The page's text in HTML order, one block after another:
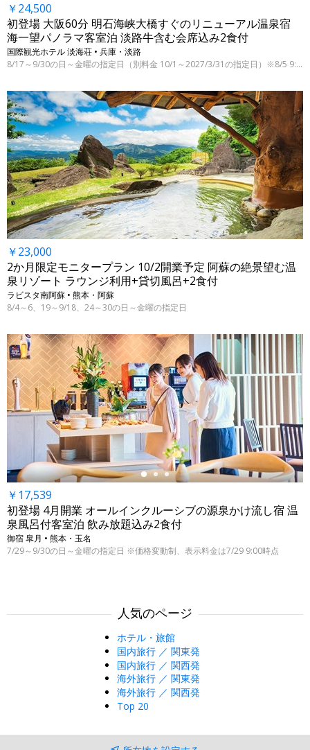
￥24,500
初登場 大阪60分 明石海峡大橋すぐのリニューアル温泉宿
海一望パノラマ客室泊 淡路牛含む会席込み2食付
国際観光ホテル 淡海荘 • 兵庫・淡路
8/17～9/30の日～金曜の指定日（別料金 10/1～2027/3/31の指定日）※8/5 9:00時点
￥23,000
2か月限定モニタープラン 10/2開業予定 阿蘇の絶景望む温
泉リゾート ラウンジ利用+貸切風呂+2食付
ラビスタ南阿蘇 • 熊本・阿蘇
8/4～6、19～9/18、24～30の日～金曜の指定日
←
￥17,539
初登場 4月開業 オールインクルーシブの源泉かけ流し宿 温
泉風呂付客室泊 飲み放題込み2食付
御宿 皐月 • 熊本・玉名
7/29～9/30の日～金曜の指定日 ※価格変動制、表示料金は7/29 9:00時点
人気のページ
ホテル・旅館
国内旅行 ／ 関東発
国内旅行 ／ 関西発
海外旅行 ／ 関東発
海外旅行 ／ 関西発
Top 20